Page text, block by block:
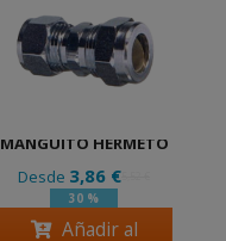
MANGUITO HERMETO
Desde 3,86 €
30 %
Añadir al